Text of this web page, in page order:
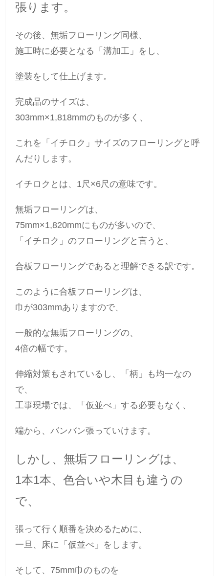
張ります。
その後、無垢フローリング同様、
施工時に必要となる「溝加工」をし、
塗装をして仕上げます。
完成品のサイズは、
303mm×1,818mmのものが多く、
これを「イチロク」サイズのフローリングと呼
んだりします。
イチロクとは、1尺×6尺の意味です。
無垢フローリングは、
75mm×1,820mmにものが多いので、
「イチロク」のフローリングと言うと、
合板フローリングであると理解できる訳です。
このように合板フローリングは、
巾が303mmありますので、
一般的な無垢フローリングの、
4倍の幅です。
伸縮対策もされているし、「柄」も均一なの
で、
工事現場では、「仮並べ」する必要もなく、
端から、バンバン張っていけます。
しかし、無垢フローリングは、
1本1本、色合いや木目も違うの
で、
張って行く順番を決めるために、
一旦、床に「仮並べ」をします。
そして、75mm巾のものを